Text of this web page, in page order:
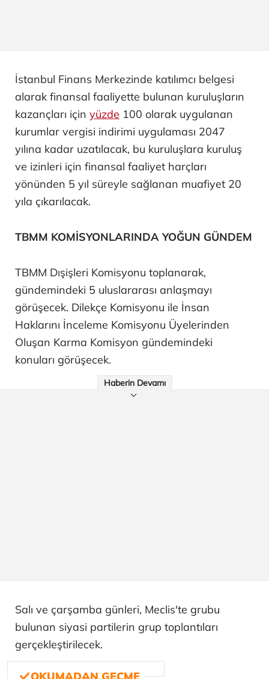
İstanbul Finans Merkezinde katılımcı belgesi
alarak finansal faaliyette bulunan kuruluşların
kazançları için yüzde 100 olarak uygulanan
kurumlar vergisi indirimi uygulaması 2047
yılına kadar uzatılacak, bu kuruluşlara kuruluş
ve izinleri için finansal faaliyet harçları
yönünden 5 yıl süreyle sağlanan muafiyet 20
yıla çıkarılacak.
TBMM KOMİSYONLARINDA YOĞUN GÜNDEM
TBMM Dışişleri Komisyonu toplanarak,
gündemindeki 5 uluslararası anlaşmayı
görüşecek. Dilekçe Komisyonu ile İnsan
Haklarını İnceleme Komisyonu Üyelerinden
Oluşan Karma Komisyon gündemindeki
konuları görüşecek.
Haberin Devamı
Salı ve çarşamba günleri, Meclis'te grubu
bulunan siyasi partilerin grup toplantıları
gerçekleştirilecek.